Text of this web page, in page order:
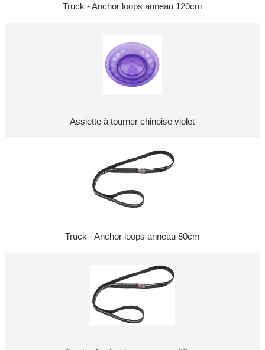
Truck - Anchor loops anneau 120cm
Assiette à tourner chinoise violet
Truck - Anchor loops anneau 80cm